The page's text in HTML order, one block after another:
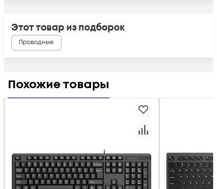
Этот товар из подборок
Проводные
Похожие товары